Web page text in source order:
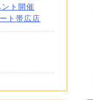
ト開催
ト帯広店